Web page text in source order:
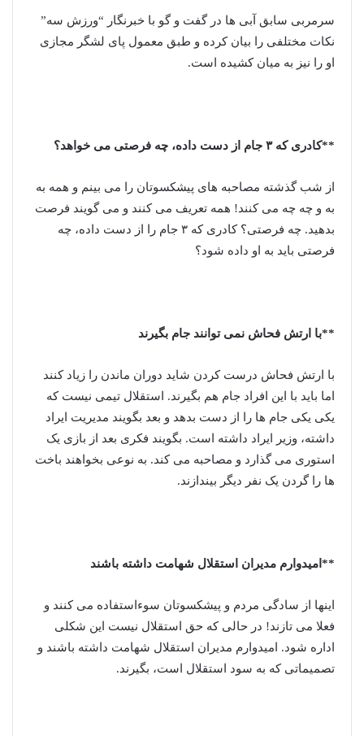
سرمربی سابق آبی ها در گفت و گو با خبرنگار “ورزش سه”
نکات مختلفی را بیان کرده و طبق معمول پای لشگر مجازی
او را نیز به میان کشیده است.
**کادری که ۳ جام از دست داده، چه فرصتی می خواهد؟
از شب گذشته مصاحبه های پیشکسوتان را می بینم و همه به
به و چه چه می کنند! همه تعریف می کنند و می گویند فرصت
بدهید. چه فرصتی؟ کادری که ۳ جام را از دست داده، چه
فرصتی باید به او داده شود؟
**با ارتش فحاش نمی توانند جام بگیرند
با ارتش فحاش درست کردن شاید دوران ماندن را زیاد کنند
اما باید با این افراد جام هم بگیرند. استقلال تیمی نیست که
یکی یکی جام ها را از دست بدهد و بعد بگویند مدیریت ایراد
داشته، وزیر ایراد داشته است. بگویند فکری بعد از بازی یک
استوری می گذارد و مصاحبه می کند. به نوعی بخواهند باخت
ها را گردن یک نفر دیگر بیندازند.
**امیدوارم مدیران استقلال شهامت داشته باشند
اینها از سادگی مردم و پیشکسوتان سوءاستفاده می کنند و
فعلا می تازند! در حالی که حق استقلال نیست این شکلی
اداره شود. امیدوارم مدیران استقلال شهامت داشته باشند و
تصمیماتی که به سود استقلال است، بگیرند.